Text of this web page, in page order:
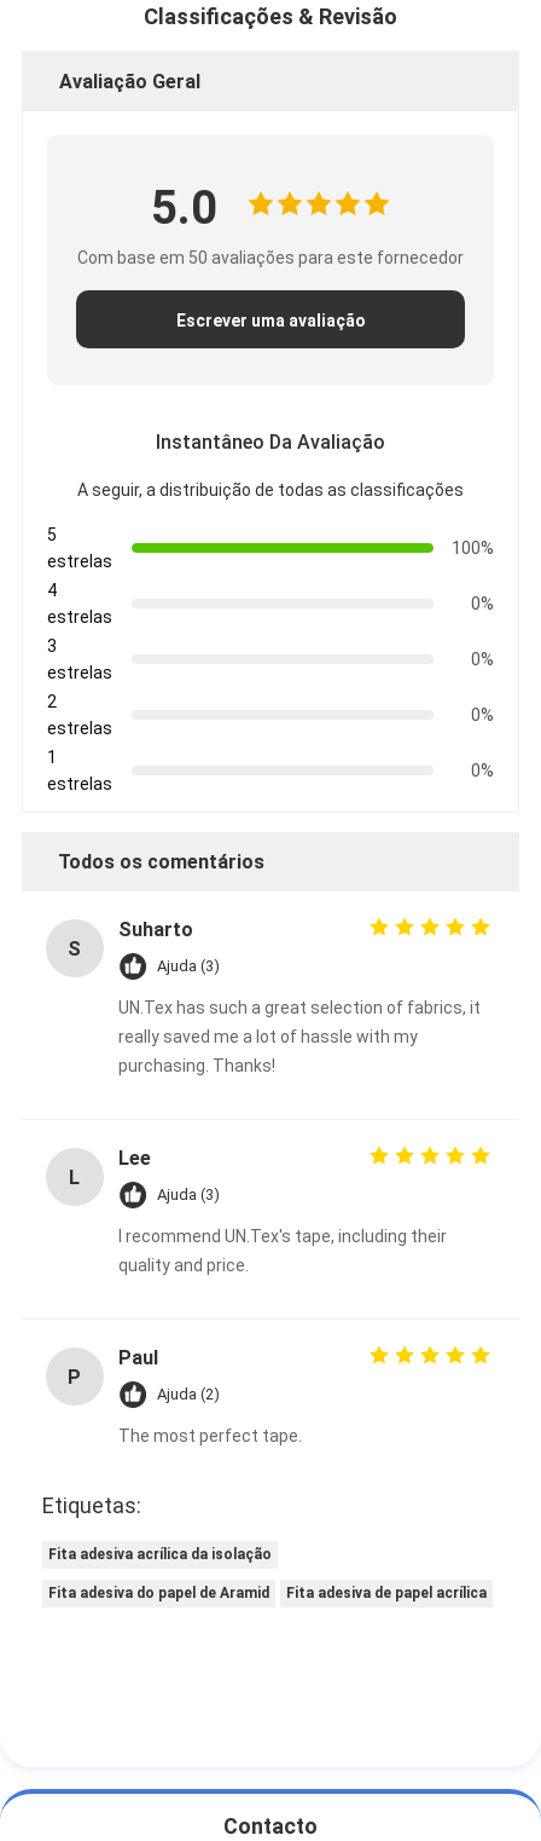
Classificações & Revisão
Avaliação Geral
5.0
Com base em 50 avaliações para este fornecedor
Escrever uma avaliação
Instantâneo Da Avaliação
A seguir, a distribuição de todas as classificações
5
estrelas
100%
4
estrelas
0%
3
estrelas
0%
2
estrelas
0%
1
estrelas
0%
Todos os comentários
S
Suharto
Ajuda (3)
UN.Tex has such a great selection of fabrics, it
really saved me a lot of hassle with my
purchasing. Thanks!
L
Lee
Ajuda (3)
I recommend UN.Tex's tape, including their
quality and price.
P
Paul
Ajuda (2)
The most perfect tape.
Etiquetas:
Fita adesiva acrílica da isolação
Fita adesiva do papel de Aramid Fita adesiva de papel acrílica
Contacto